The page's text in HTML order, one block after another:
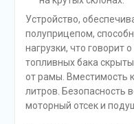
Устройство,
полуприцепом,
нагрузки, что говорит
топливных бака
от рамы. Вместимость
литров. Безопасность
моторный отсек и